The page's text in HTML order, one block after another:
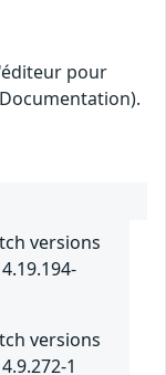
pour
versions
versions
1